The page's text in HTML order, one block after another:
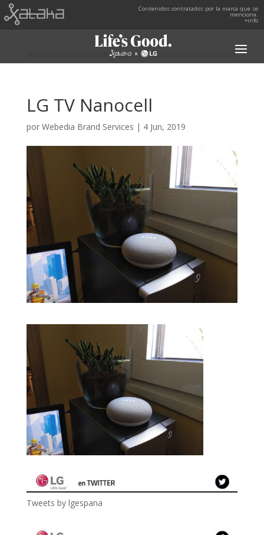
Contenidos contratados por la marca que se
menciona.
+info
LG TV Nanocell
por Webedia Brand Services | 4 Jun, 2019
Tweets by lgespana